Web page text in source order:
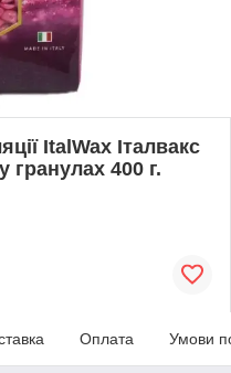
ItalWax Італвакс
гранулах 400 г.
Оплата Умови